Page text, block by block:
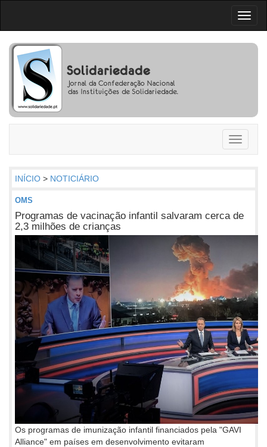
Toggle
INÍCIO > NOTICIÁRIO
OMS
Programas de vacinação infantil salvaram cerca de
2,3 milhões de crianças
Os programas de imunização infantil financiados pela "GAVI
Alliance" em países em desenvolvimento evitaram